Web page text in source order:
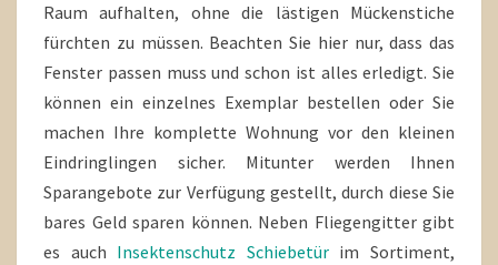
Raum aufhalten, ohne die lästigen Mückenstiche
fürchten zu müssen. Beachten Sie hier nur, dass das
Fenster passen muss und schon ist alles erledigt. Sie
können ein einzelnes Exemplar bestellen oder Sie
machen Ihre komplette Wohnung vor den kleinen
Eindringlingen sicher. Mitunter werden Ihnen
Sparangebote zur Verfügung gestellt, durch diese Sie
bares Geld sparen können. Neben Fliegengitter gibt
es auch Insektenschutz Schiebetürim Sortiment,